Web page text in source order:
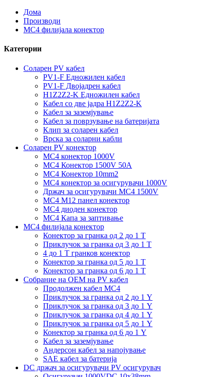
Дома
Производи
MC4 филијала конектор
Категории
Соларен PV кабел
PV1-F Едножилен кабел
PV1-F Двојадрен кабел
H1Z2Z2-K Едножилен кабел
Кабел со две јадра H1Z2Z2-K
Кабел за заземјување
Кабел за поврзување на батеријата
Клип за соларен кабел
Врска за соларни кабли
Соларен PV конектор
MC4 конектор 1000V
MC4 Конектор 1500V 50A
MC4 Конектор 10mm2
MC4 конектор за осигурувачи 1000V
Држач за осигурувачи MC4 1500V
MC4 M12 панел конектор
MC4 диоден конектор
MC4 Капа за заптивање
MC4 филијала конектор
Конектор за гранка од 2 до 1 Т
Приклучок за гранка од 3 до 1 Т
4 до 1 Т гранков конектор
Конектор за гранка од 5 до 1 Т
Конектор за гранка од 6 до 1 Т
Собрание на ОЕМ на PV кабел
Продолжен кабел MC4
Приклучок за гранка од 2 до 1 Y
Приклучок за гранка од 3 до 1 Y
Приклучок за гранка од 4 до 1 Y
Приклучок за гранка од 5 до 1 Y
Конектор за гранка од 6 до 1 Y
Кабел за заземјување
Андерсон кабел за напојување
SAE кабел за батерија
DC држач за осигурувачи PV осигурувач